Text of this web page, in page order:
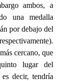
ambos, a
una medalla
por debajo del
cercano, que
lugar del
decir, tendría